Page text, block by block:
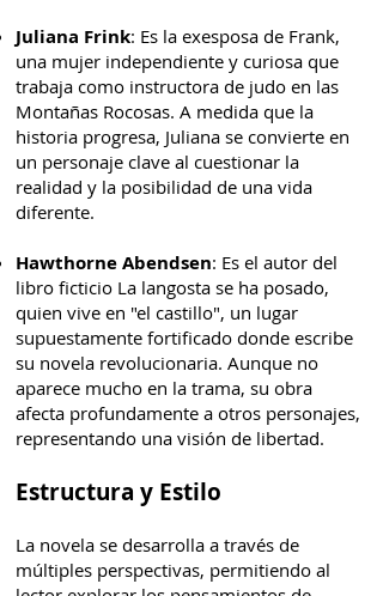
Juliana Frink: Es la exesposa de Frank,
una mujer independiente y curiosa que
trabaja como instructora de judo en las
Montañas Rocosas. A medida que la
historia progresa, Juliana se convierte en
un personaje clave al cuestionar la
realidad y la posibilidad de una vida
diferente.
Hawthorne Abendsen: Es el autor del
libro ficticio La langosta se ha posado,
quien vive en "el castillo", un lugar
supuestamente fortificado donde escribe
su novela revolucionaria. Aunque no
aparece mucho en la trama, su obra
afecta profundamente a otros personajes,
representando una visión de libertad.
Estructura y Estilo
La novela se desarrolla a través de
múltiples perspectivas, permitiendo al